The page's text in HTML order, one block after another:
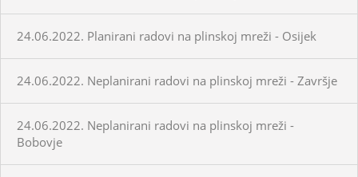
24.06.2022. Planirani radovi na plinskoj mreži - Osijek
24.06.2022. Neplanirani radovi na plinskoj mreži - Završje
24.06.2022. Neplanirani radovi na plinskoj mreži -
Bobovje